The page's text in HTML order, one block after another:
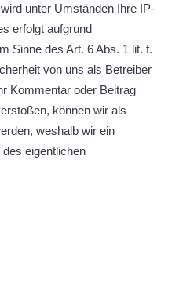
unter Umständen Ihre IP-
erfolgt aufgrund
Sinne des Art. 6 Abs. 1 lit. f.
von uns als Betreiber
Kommentar oder Beitrag
können wir als
weshalb wir ein
eigentlichen